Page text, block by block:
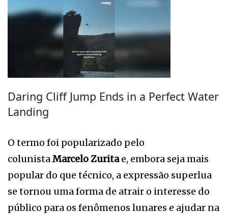
Daring Cliff Jump Ends in a Perfect Water
Landing
O termo foi popularizado pelo
colunista Marcelo Zuritae, embora seja mais
popular do que técnico, a expressão superlua
se tornou uma forma de atrair o interesse do
público para os fenômenos lunares e ajudar na